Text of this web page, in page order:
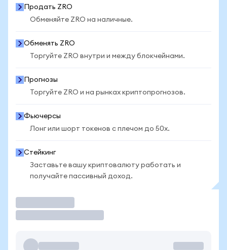
Продать ZRO
Обменяйте ZRO на наличные.
Обменять ZRO
Торгуйте ZRO внутри и между блокчейнами.
Прогнозы
Торгуйте ZRO и на рынках криптопрогнозов.
Фьючерсы
Лонг или шорт токенов с плечом до 50x.
Стейкинг
Заставьте вашу криптовалюту работать и
получайте пассивный доход.